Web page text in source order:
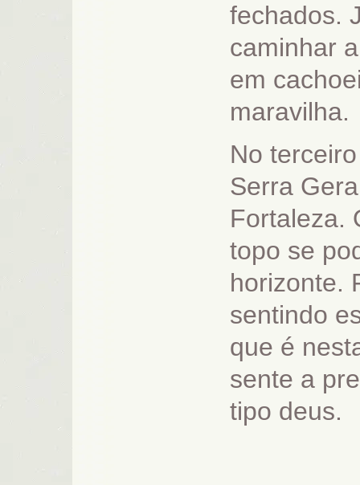
fechados.
caminhar
em
maravilha.
No
Serra
Fortaleza.
topo se
horizonte.
sentindo
que é
sente a
tipo deus.